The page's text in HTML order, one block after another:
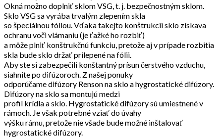
Okná možno doplniť sklom VSG, t. j. bezpečnostným sklom.
Sklo VSG sa vyrába trvalým zlepením skla
so špeciálnou fóliou. Vďaka takejto konštrukcii sklo získava
ochranu voči vlámaniu (je ťažké ho rozbiť)
a môže plniť konštrukčnú funkciu, pretože aj v prípade rozbitia
skla bude sklo držať prilepené na fólii.
Aby ste si zabezpečili konštantný prísun čerstvého vzduchu,
siahnite po difúzoroch. Z našej ponuky
odporúčame difúzory Renson na sklo a hygrostatické difúzory.
Difúzory na sklo sa montujú medzi
profil krídla a sklo. Hygrostatické difúzory sú umiestnené v
rámoch. Je však potrebné vziať do úvahy
výšku rámu, pretože nie všade bude možné inštalovať
hygrostatické difúzory.